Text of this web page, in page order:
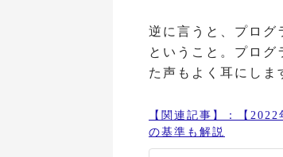
逆に言うと、プログ
ということ。プログ
た声もよく耳にしま
【関連記事】：【
の基準も解説